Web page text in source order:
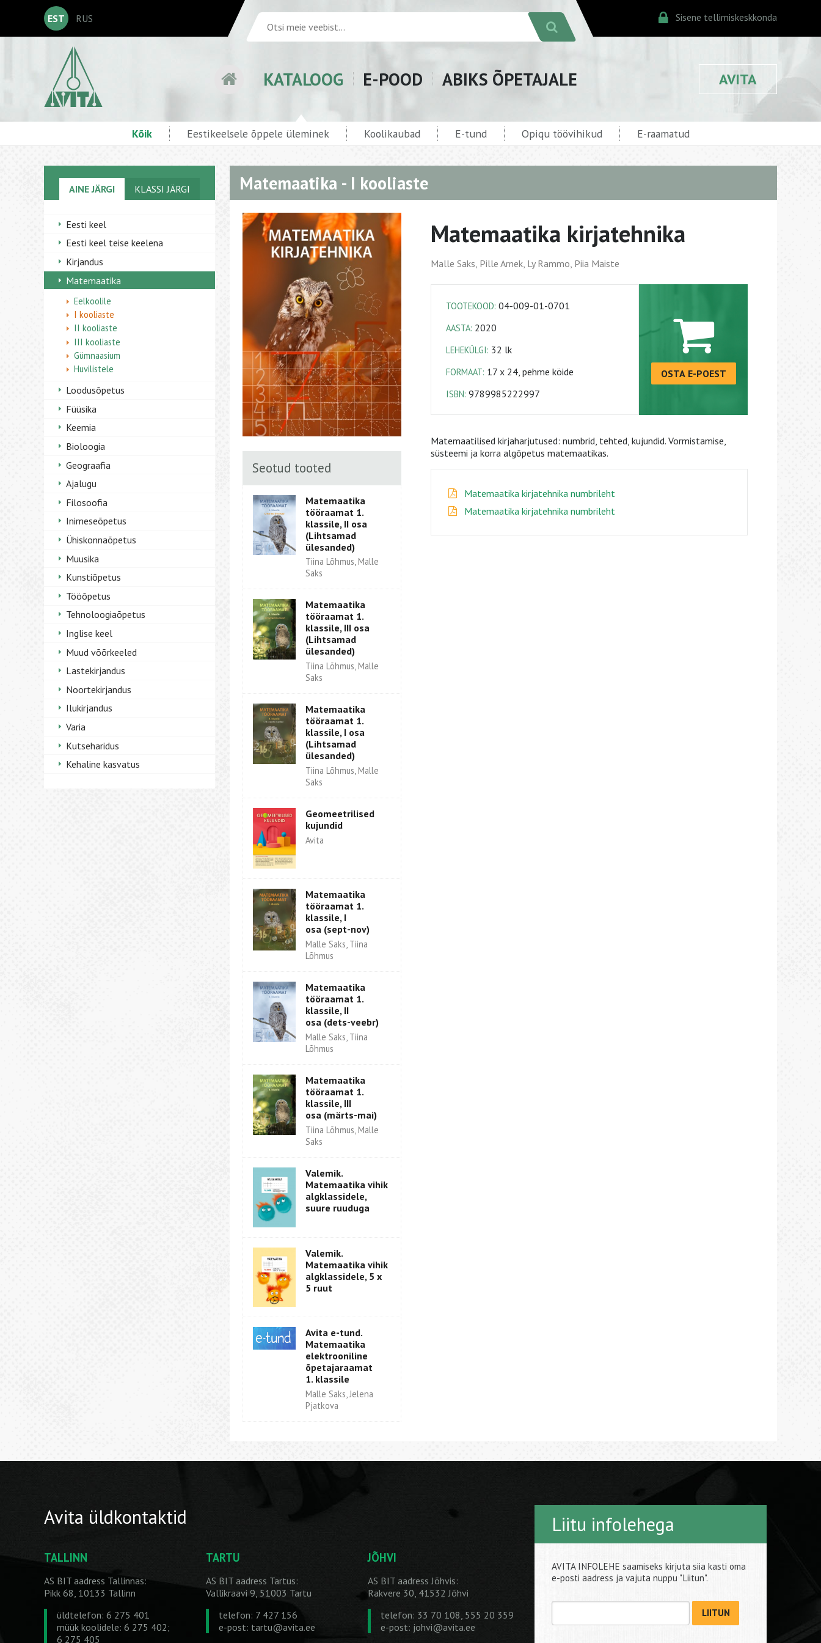
EST RUS Sisene tellimiskeskkonda
KATALOOG E-POOD ABIKS ÕPETAJALE AVITA
Kõik Eestikeelsele õppele üleminek Koolikaubad E-tund Opiqu töövihikud E-raamatud
AINE JÄRGI KLASSI JÄRGI
Eesti keel
Eesti keel teise keelena
Kirjandus
Matemaatika
Eelkoolile
I kooliaste
II kooliaste
III kooliaste
Gümnaasium
Huvilistele
Loodusõpetus
Füüsika
Keemia
Bioloogia
Geograafia
Ajalugu
Filosoofia
Inimeseõpetus
Ühiskonnaõpetus
Muusika
Kunstiõpetus
Tööõpetus
Tehnoloogiaõpetus
Inglise keel
Muud võõrkeeled
Lastekirjandus
Noortekirjandus
Ilukirjandus
Varia
Kutseharidus
Kehaline kasvatus
Matemaatika - I kooliaste
Seotud tooted
Matemaatika
tööraamat 1.
klassile, II osa
(Lihtsamad
ülesanded)
Tiina Lõhmus, Malle
Saks
Matemaatika
tööraamat 1.
klassile, III osa
(Lihtsamad
ülesanded)
Tiina Lõhmus, Malle
Saks
Matemaatika
tööraamat 1.
klassile, I osa
(Lihtsamad
ülesanded)
Tiina Lõhmus, Malle
Saks
Geomeetrilised
kujundid
Avita
Matemaatika
tööraamat 1.
klassile, I
osa (sept-nov)
Malle Saks, Tiina
Lõhmus
Matemaatika
tööraamat 1.
klassile, II
osa (dets-veebr)
Malle Saks, Tiina
Lõhmus
Matemaatika
tööraamat 1.
klassile, III
osa (märts-mai)
Tiina Lõhmus, Malle
Saks
Valemik.
Matemaatika vihik
algklassidele,
suure ruuduga
Valemik.
Matemaatika vihik
algklassidele, 5 x
5 ruut
Avita e-tund.
Matemaatika
elektrooniline
õpetajaraamat
1. klassile
Malle Saks, Jelena
Pjatkova
Matemaatika kirjatehnika
Malle Saks, Pille Arnek, Ly Rammo, Piia Maiste
TOOTEKOOD: 04-009-01-0701
AASTA: 2020
LEHEKÜLGI: 32 lk
FORMAAT: 17 x 24, pehme köide
ISBN: 9789985222997
OSTA E-POEST
Matemaatilised kirjaharjutused: numbrid, tehted, kujundid. Vormistamise,
süsteemi ja korra algõpetus matemaatikas.
Matemaatika kirjatehnika numbrileht
Matemaatika kirjatehnika numbrileht
Avita üldkontaktid
TALLINN
AS BIT aadress Tallinnas:
Pikk 68, 10133 Tallinn
üldtelefon: 6 275 401
müük koolidele: 6 275 402;
6 275 405
TARTU
AS BIT aadress Tartus:
Vallikraavi 9, 51003 Tartu
telefon: 7 427 156
e-post: tartu@avita.ee
JÕHVI
AS BIT aadress Jõhvis:
Rakvere 30, 41532 Jõhvi
telefon: 33 70 108, 555 20 359
e-post: johvi@avita.ee
Liitu infolehega
AVITA INFOLEHE saamiseks kirjuta siia kasti oma
e-posti aadress ja vajuta nuppu "Liitun".
LIITUN